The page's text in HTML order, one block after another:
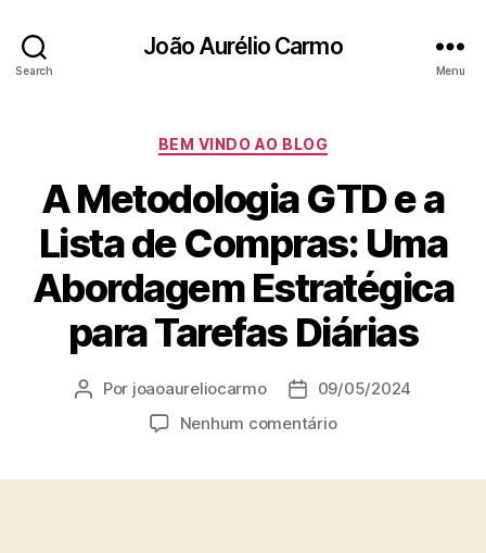
Search
João Aurélio Carmo
Menu
Categorias
BEM VINDO AO BLOG
A Metodologia GTD e a
Lista de Compras: Uma
Abordagem Estratégica
para Tarefas Diárias
Autor
Por joaoaureliocarmo
Data
de
09/05/2024
Nenhum comentárioem